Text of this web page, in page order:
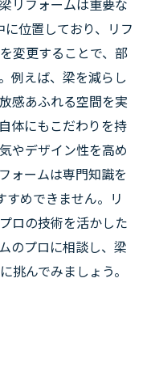
リフォームは重要な
位置しており、リフ
変更することで、部
例えば、梁を減らし
感あふれる空間を実
体にもこだわりを持
やデザイン性を高め
ォームは専門知識を
すめできません。リ
ロの技術を活かした
のプロに相談し、梁
挑んでみましょう。